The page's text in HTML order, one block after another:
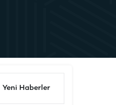
Yeni Haberler